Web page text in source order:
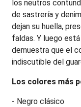
los neutros
de sastrería y
dejan su huella,
faldas. Y luego
demuestra que el
indiscutible del
Los colores más
- Negro clásico